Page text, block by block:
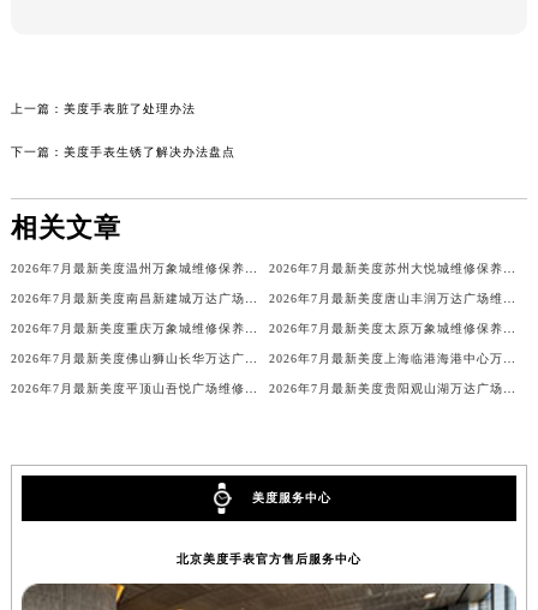
上一篇： 美度手表脏了处理办法
下一篇： 美度手表生锈了解决办法盘点
相关文章
美度服务中心
北京美度手表官方售后服务中心